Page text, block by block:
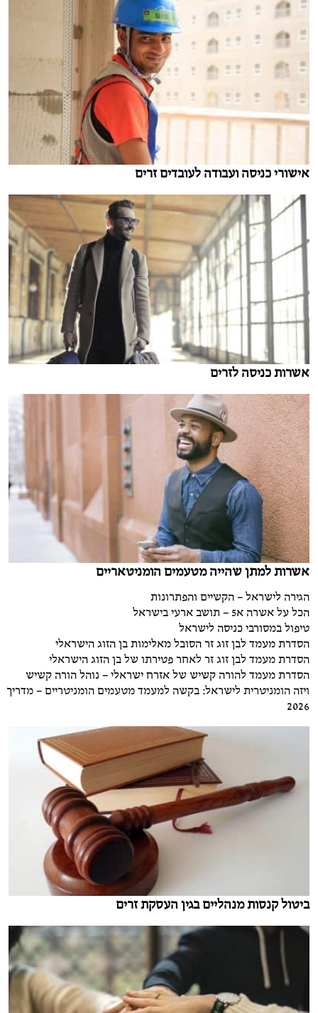
אישורי כניסה ועבודה לעובדים זרים
אשרות כניסה לזרים
אשרות למתן שהייה מטעמים הומניטאריים
הגירה לישראל – הקשיים והפתרונות
הכל על אשרה א5 – תושב ארעי בישראל
טיפול במסורבי כניסה לישראל
הסדרת מעמד לבן זוג זר הסובל מאלימות בן הזוג הישראלי
הסדרת מעמד לבן זוג זר לאחר פטירתו של בן הזוג הישראלי
הסדרת מעמד להורה קשיש של אזרח ישראלי – נוהל הורה קשיש
ויזה הומניטרית לישראל: בקשה למעמד מטעמים הומניטריים – מדריך
2026
ביטול קנסות מנהליים בגין העסקת זרים